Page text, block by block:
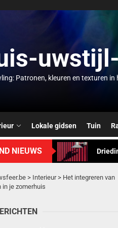
Patronen, kleuren en texturen in
Lokale gidsen Tuin
NIEUWS
> Interieur> Het integreren van
in je zomerhuis